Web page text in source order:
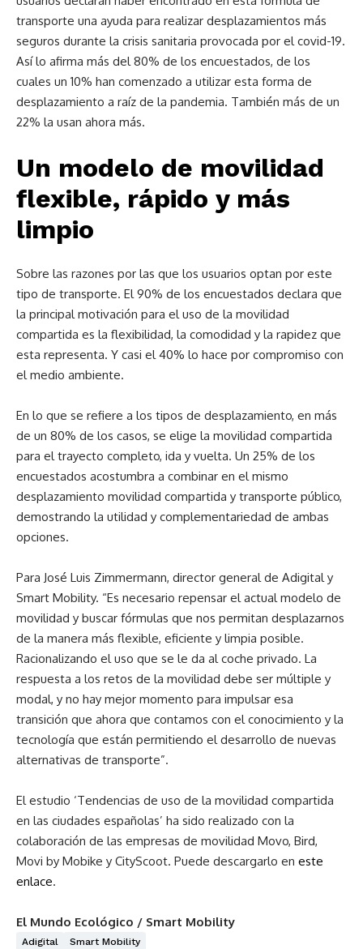
transporte una ayuda para realizar desplazamientos más
seguros durante la crisis sanitaria provocada por el covid-19.
Así lo afirma más del 80% de los encuestados, de los
cuales un 10% han comenzado a utilizar esta forma de
desplazamiento a raíz de la pandemia. También más de un
22% la usan ahora más.
Un modelo de movilidad
flexible, rápido y más
limpio
Sobre las razones por las que los usuarios optan por este
tipo de transporte. El 90% de los encuestados declara que
la principal motivación para el uso de la movilidad
compartida es la flexibilidad, la comodidad y la rapidez que
esta representa. Y casi el 40% lo hace por compromiso con
el medio ambiente.
En lo que se refiere a los tipos de desplazamiento, en más
de un 80% de los casos, se elige la movilidad compartida
para el trayecto completo, ida y vuelta. Un 25% de los
encuestados acostumbra a combinar en el mismo
desplazamiento movilidad compartida y transporte público,
demostrando la utilidad y complementariedad de ambas
opciones.
Para José Luis Zimmermann, director general de Adigital y
Smart Mobility. “Es necesario repensar el actual modelo de
movilidad y buscar fórmulas que nos permitan desplazarnos
de la manera más flexible, eficiente y limpia posible.
Racionalizando el uso que se le da al coche privado. La
respuesta a los retos de la movilidad debe ser múltiple y
modal, y no hay mejor momento para impulsar esa
transición que ahora que contamos con el conocimiento y la
tecnología que están permitiendo el desarrollo de nuevas
alternativas de transporte”.
El estudio ‘Tendencias de uso de la movilidad compartida
en las ciudades españolas’ ha sido realizado con la
colaboración de las empresas de movilidad Movo, Bird,
Movi by Mobike y CityScoot. Puede descargarlo en este
enlace.
El Mundo Ecológico / Smart Mobility
Adigital Smart Mobility